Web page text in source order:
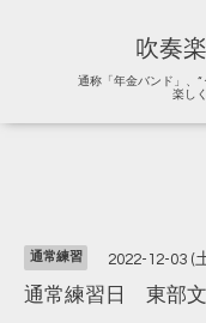
吹奏
通称「年金バンド」、
楽し
通常練習 2022-12-03 (
通常練習日 東部文